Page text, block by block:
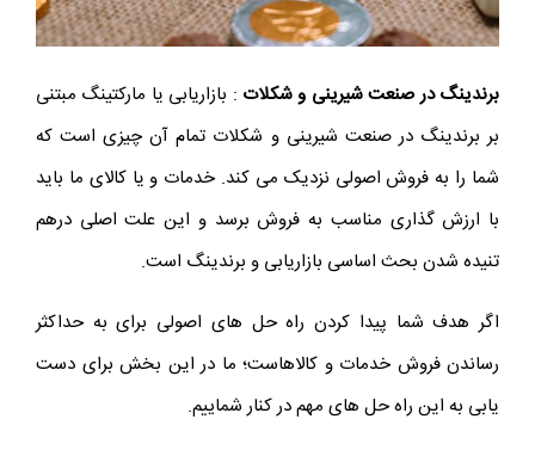
برندینگ در صنعت شیرینی و شکلات : بازاریابی یا مارکتینگ مبتنی
بر برندینگ در صنعت شیرینی و شکلات تمام آن چیزی است که
شما را به فروش اصولی نزدیک می کند. خدمات و یا کالای ما باید
با ارزش گذاری مناسب به فروش برسد و این علت اصلی درهم
تنیده شدن بحث اساسی بازاریابی و برندینگ است.
اگر هدف شما پیدا کردن راه حل های اصولی برای به حداکثر
رساندن فروش خدمات و کالاهاست؛ ما در این بخش برای دست
یابی به این راه حل های مهم در کنار شماییم.